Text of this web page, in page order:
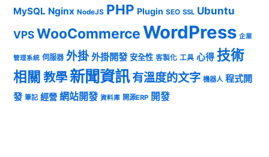
MySQL Nginx NodeJS PHP Plugin SEO SSL Ubuntu
VPSWooCommerceWordPress 企業
管理系統 伺服器 外掛 外掛開發 安全性 客製化 工具 心得 技術
相關 教學 新聞資訊有溫度的文字 機器人 程式開
發 筆記 經營 網站開發 資料庫 開源ERP 開發